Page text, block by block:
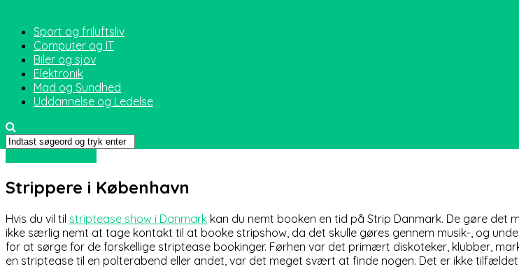
Sport og friluftsliv
Computer og IT
Biler og sjov
Elektronik
Mad og Sundhed
Uddannelse og Ledelse
Strippere i København
Hvis du vil til striptease show i Danmark kan du nemt booken en tid på Strip Danmark. De gøre det
ikke særlig nemt at tage kontakt til at booke stripshow, da det skulle gøres gennem musik-, og
for at sørge for de forskellige striptease bookinger. Førhen var det primært diskoteker, klubber,
en striptease til en polterabend eller andet, var det meget svært at finde nogen. Det er ikke